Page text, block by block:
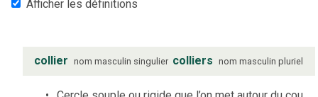
Afficher les définitions
collier nom masculin singulier colliers nom masculin pluriel